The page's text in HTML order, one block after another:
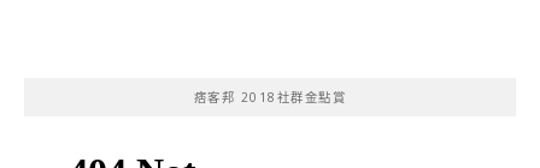
痞客邦 2018社群金點賞